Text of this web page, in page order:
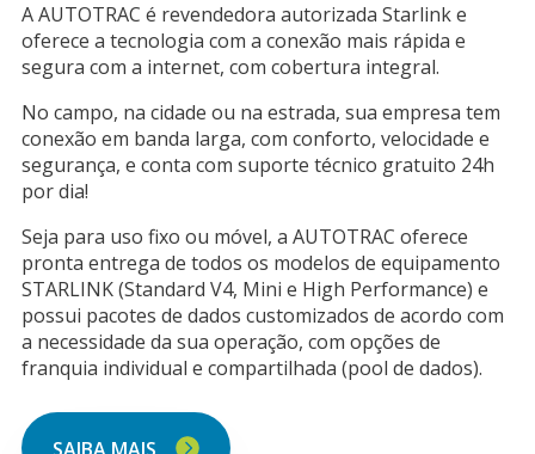
A AUTOTRAC é revendedora autorizada Starlink e
oferece a tecnologia com a conexão mais rápida e
segura com a internet, com cobertura integral.
No campo, na cidade ou na estrada, sua empresa tem
conexão em banda larga, com conforto, velocidade e
segurança, e conta com suporte técnico gratuito 24h
por dia!
Seja para uso fixo ou móvel, a AUTOTRAC oferece
pronta entrega de todos os modelos de equipamento
STARLINK (Standard V4, Mini e High Performance) e
possui pacotes de dados customizados de acordo com
a necessidade da sua operação, com opções de
franquia individual e compartilhada (pool de dados).